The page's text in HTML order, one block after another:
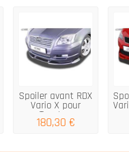
Spoiler avant RDX
Vario X pour
Toyota...
180,30 €